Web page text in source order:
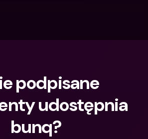
podpisane
udostępnia
bunq?